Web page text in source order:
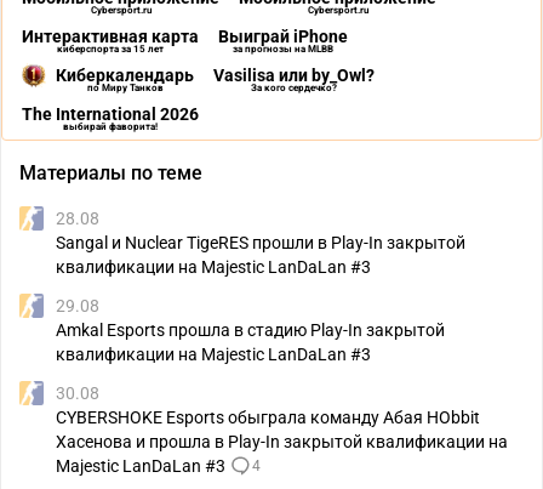
Cybersport.ru Cybersport.ru
Интерактивная карта
киберспорта за 15 лет
Выиграй iPhone
за прогнозы на MLBB
Киберкалендарь
по Миру Танков
Vasilisa или by_Owl?
За кого сердечко?
The International 2026
выбирай фаворита!
Материалы по теме
28.08
Sangal и Nuclear TigeRES прошли в Play-In закрытой
квалификации на Majestic LanDaLan #3
29.08
Amkal Esports прошла в стадию Play-In закрытой
квалификации на Majestic LanDaLan #3
30.08
CYBERSHOKE Esports обыграла команду Абая HObbit
Хасенова и прошла в Play-In закрытой квалификации на
Majestic LanDaLan #3
4